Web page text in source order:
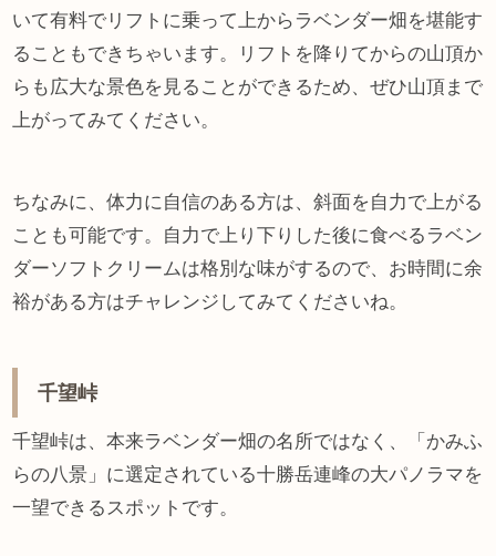
いて有料でリフトに乗って上からラベンダー畑を堪能す
ることもできちゃいます。リフトを降りてからの山頂か
らも広大な景色を見ることができるため、ぜひ山頂まで
上がってみてください。
ちなみに、体力に自信のある方は、斜面を自力で上がる
ことも可能です。自力で上り下りした後に食べるラベン
ダーソフトクリームは格別な味がするので、お時間に余
裕がある方はチャレンジしてみてくださいね。
千望峠
千望峠は、本来ラベンダー畑の名所ではなく、「かみふ
らの八景」に選定されている十勝岳連峰の大パノラマを
一望できるスポットです。